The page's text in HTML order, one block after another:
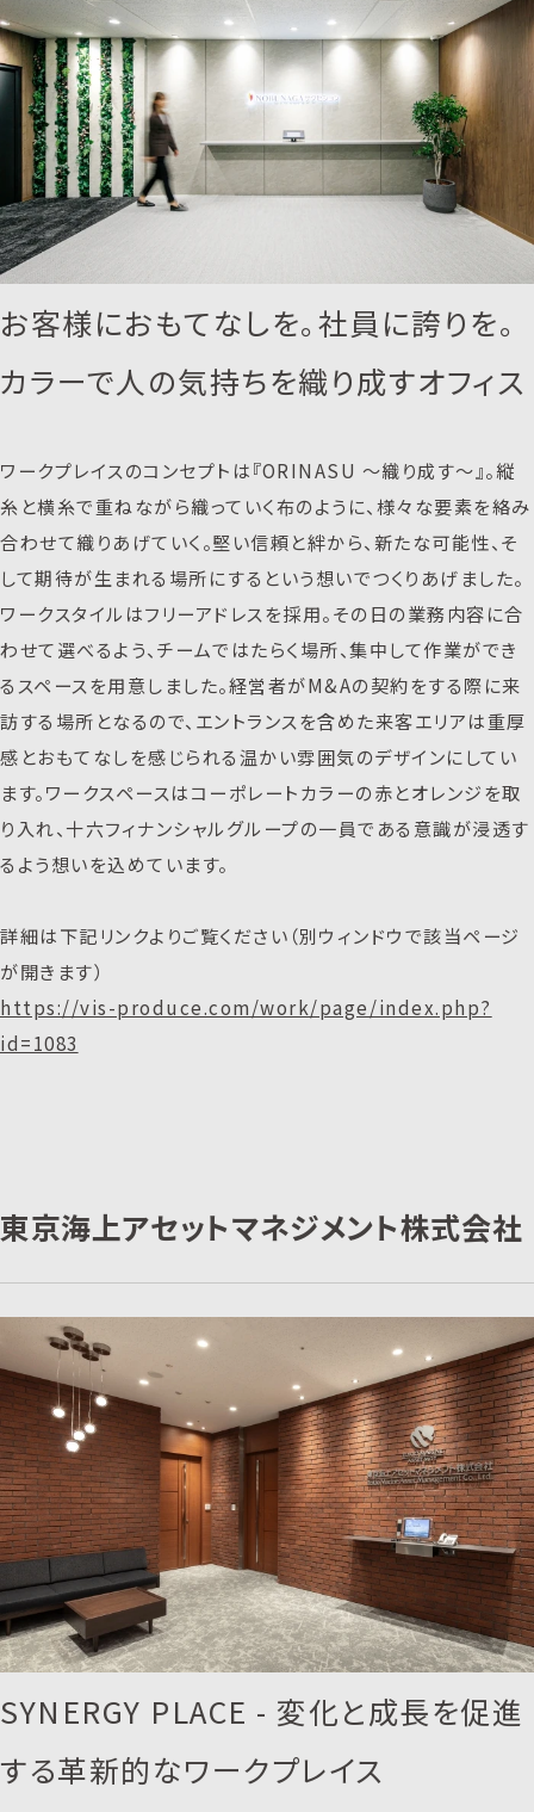
お客様におもてなしを。社員に誇りを。
カラーで人の気持ちを織り成すオフィス
ワークプレイスのコンセプトは『ORINASU 〜織り成す〜』。縦
糸と横糸で重ねながら織っていく布のように、様々な要素を絡み
合わせて織りあげていく。堅い信頼と絆から、新たな可能性、そ
して期待が生まれる場所にするという想いでつくりあげました。
ワークスタイルはフリーアドレスを採用。その日の業務内容に合
わせて選べるよう、チームではたらく場所、集中して作業ができ
るスペースを用意しました。経営者がM&Aの契約をする際に来
訪する場所となるので、エントランスを含めた来客エリアは重厚
感とおもてなしを感じられる温かい雰囲気のデザインにしてい
ます。ワークスペースはコーポレートカラーの赤とオレンジを取
り入れ、十六フィナンシャルグループの一員である意識が浸透す
るよう想いを込めています。
詳細は下記リンクよりご覧ください（別ウィンドウで該当ページ
が開きます）
https://vis-produce.com/work/page/index.php?
id=1083
東京海上アセットマネジメント株式会社
SYNERGY PLACE - 変化と成長を促進
する革新的なワークプレイス